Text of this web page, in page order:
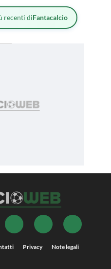
recenti diFantacalcio
Privacy Note legali